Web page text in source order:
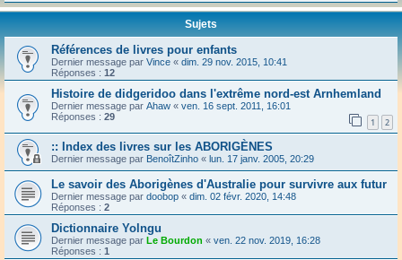
Sujets
Références de livres pour enfants
Dernier message par Vince « dim. 29 nov. 2015, 10:41
Réponses : 12
Histoire de didgeridoo dans l'extrême nord-est Arnhemland
Dernier message par Ahaw « ven. 16 sept. 2011, 16:01
Réponses : 29 1 2
:: Index des livres sur les ABORIGÈNES
Dernier message par BenoîtZinho « lun. 17 janv. 2005, 20:29
Le savoir des Aborigènes d'Australie pour survivre aux futur
Dernier message par doobop « dim. 02 févr. 2020, 14:48
Réponses : 2
Dictionnaire Yolngu
Dernier message par Le Bourdon « ven. 22 nov. 2019, 16:28
Réponses : 1